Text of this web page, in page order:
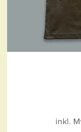
inkl.